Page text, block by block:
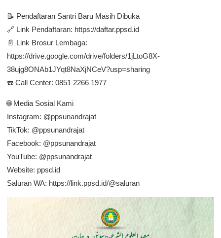
📝 Pendaftaran Santri Baru Masih Dibuka
🔗 Link Pendaftaran: https://daftar.ppsd.id
📄 Link Brosur Lembaga:
https://drive.google.com/drive/folders/1jLtoG8X-
38ujg8ONAb1JYqt8NaXjNCeV?usp=sharing
☎️ Call Center: 0851 2266 1977
🌐 Media Sosial Kami
Instagram: @ppsunandrajat
TikTok: @ppsunandrajat
Facebook: @ppsunandrajat
YouTube: @ppsunandrajat
Website: ppsd.id
Saluran WA: https://link.ppsd.id/@saluran